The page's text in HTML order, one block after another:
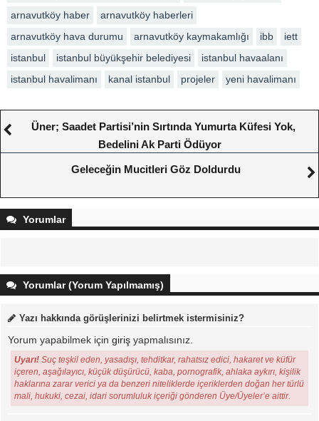
arnavutköy haber
arnavutköy haberleri
arnavutköy hava durumu
arnavutköy kaymakamlığı ibb
iett
istanbul
istanbul büyükşehir belediyesi
istanbul havaalanı
istanbul havalimanı
kanal istanbul projeler yeni havalimanı
Üner; Saadet Partisi’nin Sırtında Yumurta Küfesi Yok,
Bedelini Ak Parti Ödüyor
Geleceğin Mucitleri Göz Doldurdu
Yorumlar
Yorumlar (Yorum Yapılmamış)
Yazı hakkında görüşlerinizi belirtmek istermisiniz?
Yorum yapabilmek için giriş yapmalısınız.
Uyarı! Suç teşkil eden, yasadışı, tehditkar, rahatsız edici, hakaret ve küfür
içeren, aşağılayıcı, küçük düşürücü, kaba, pornografik, ahlaka aykırı, kişilik
haklarına zarar verici ya da benzeri niteliklerde içeriklerden doğan her türlü
mali, hukuki, cezai, idari sorumluluk içeriği gönderen Üye/Üyeler’e aittir.